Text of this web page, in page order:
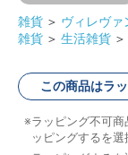
雑貨 ＞ ヴィレヴァ
雑貨 ＞ 生活雑貨 ＞
この商品はラ
ラッピング不可
ッピングするを選